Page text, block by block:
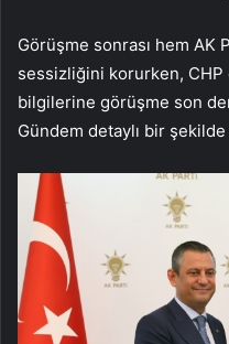
Görüşme sonrası hem AK
sessizliğini korurken,
bilgilerine görüşme son
Gündem detaylı bir şekilde